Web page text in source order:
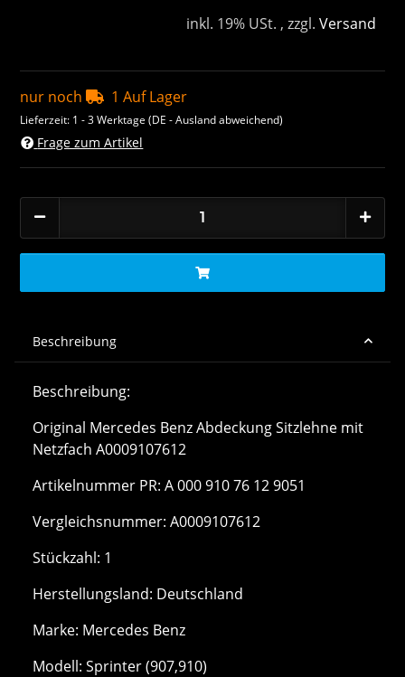
inkl. 19% USt. , zzgl. Versand
nur noch 1 Auf Lager
Lieferzeit: 1 - 3 Werktage(DE - Ausland abweichend)
Frage zum Artikel
Beschreibung
Beschreibung:
Original Mercedes Benz Abdeckung Sitzlehne mit
Netzfach A0009107612
Artikelnummer PR: A 000 910 76 12 9051
Vergleichsnummer: A0009107612
Stückzahl: 1
Herstellungsland: Deutschland
Marke: Mercedes Benz
Modell: Sprinter (907,910)